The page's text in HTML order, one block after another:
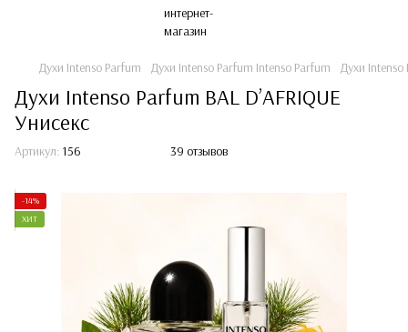
Духи Intenso Parfum Духи Intenso Parfum Intenso Parfum Духи Intenso
Духи Intenso Parfum BAL D’AFRIQUE
Унисекс
Артикул: 156 39 отзывов
-14%
ХИТ